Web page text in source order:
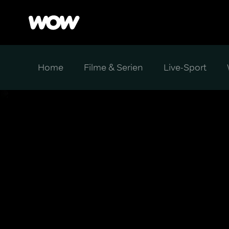
Home Filme & Serien Live-Sport